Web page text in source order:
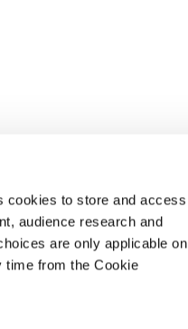
cookies to store and access
audience research and
are only applicable on
time from the Cookie